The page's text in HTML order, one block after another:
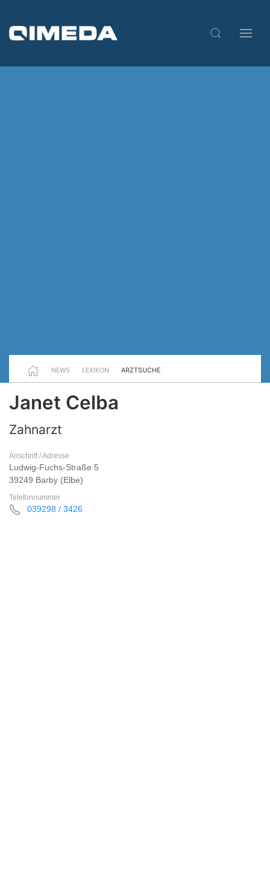
NEWS LEXIKON ARZTSUCHE
Janet Celba
Zahnarzt
Anschrift / Adresse
Ludwig-Fuchs-Straße 5
39249 Barby (Elbe)
Telefonnummer
039298 / 3426